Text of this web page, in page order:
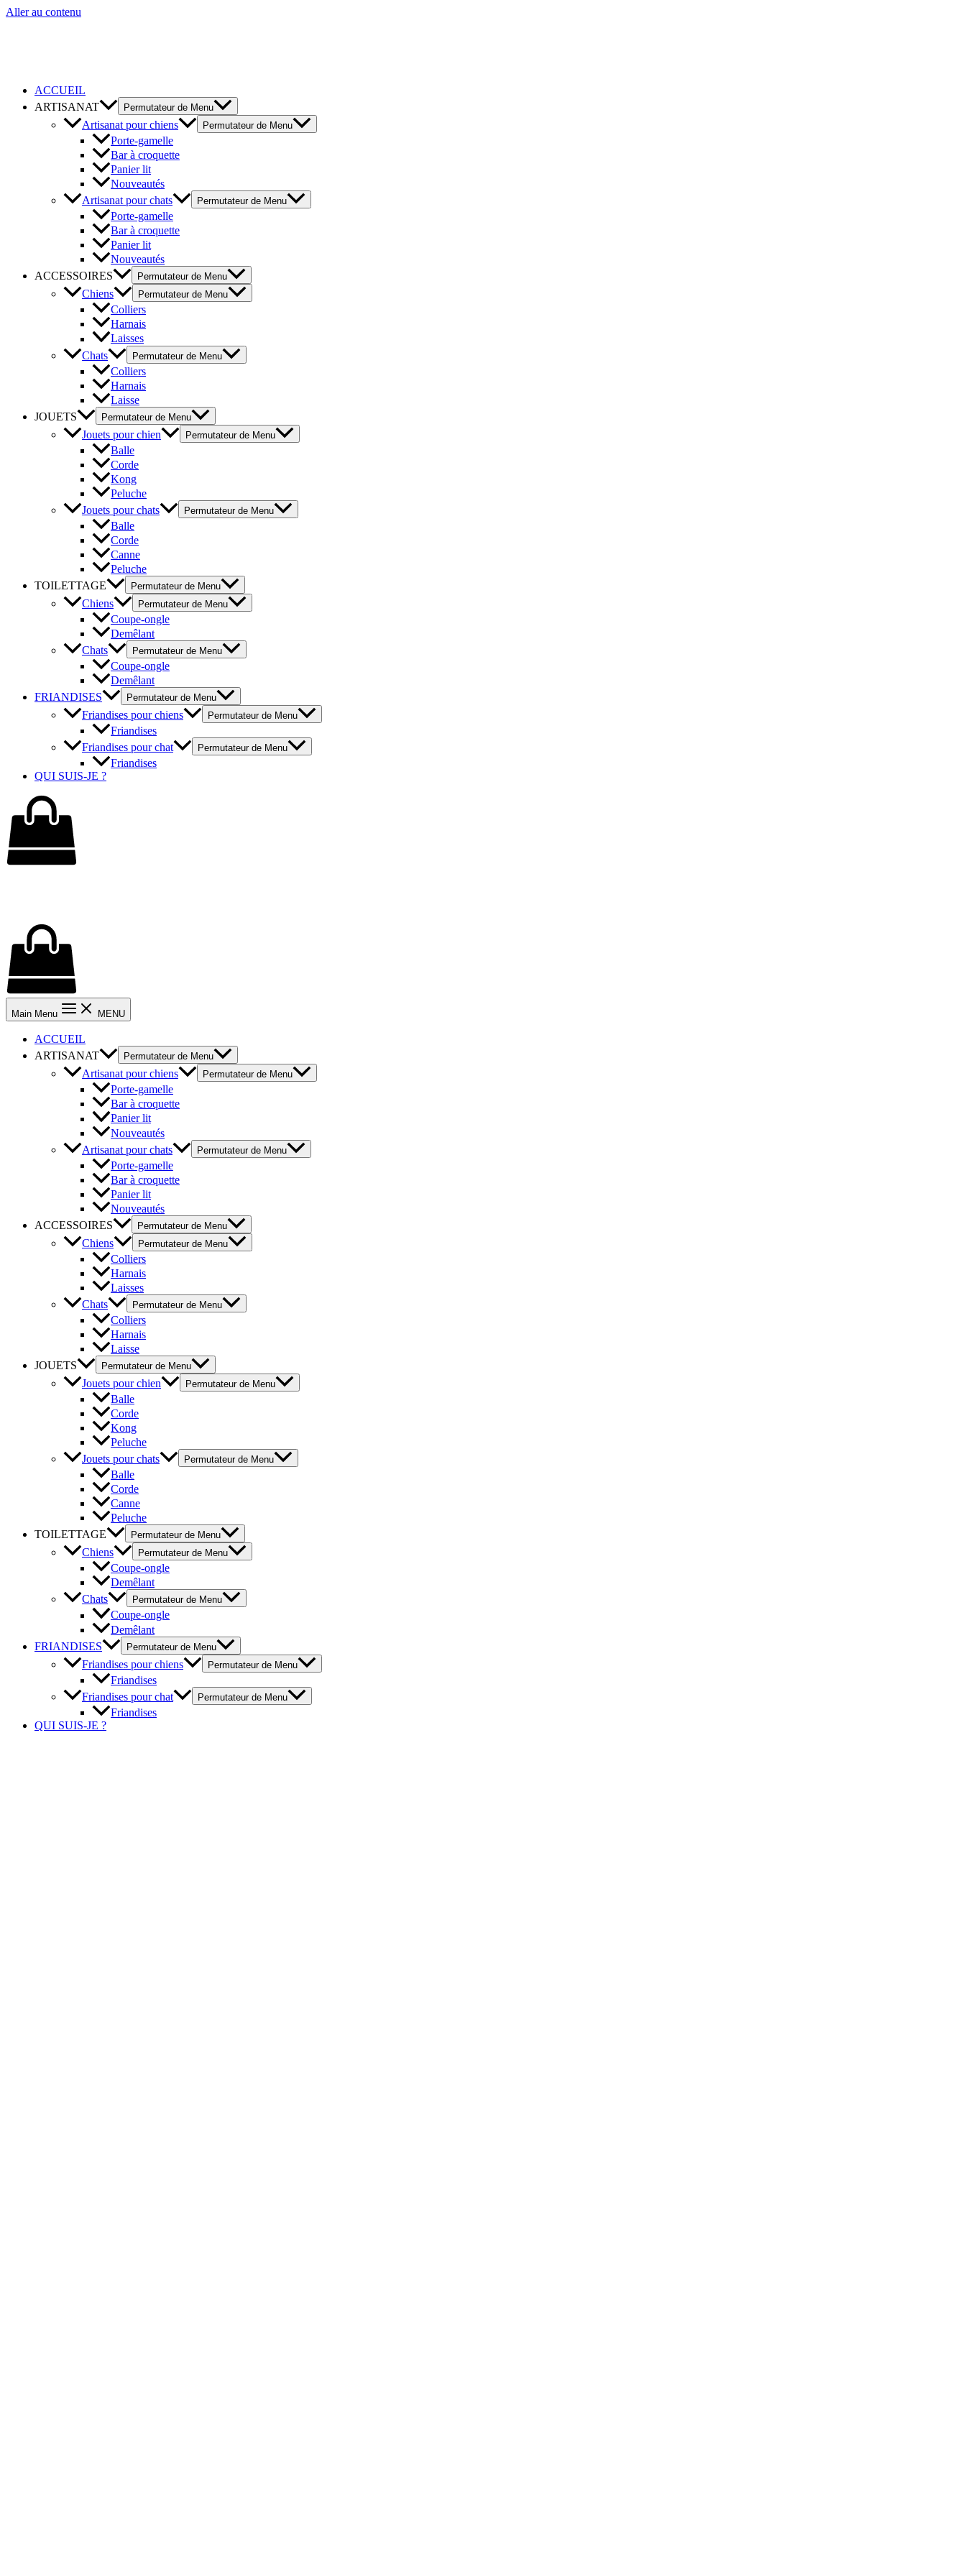
Aller au contenu
ACCUEIL
ARTISANAT
Permutateur de Menu
Artisanat pour chiens Permutateur de Menu
Porte-gamelle
Bar à croquette
Panier lit
Nouveautés
Artisanat pour chats
Permutateur de Menu
Porte-gamelle
Bar à croquette
Panier lit
Nouveautés
ACCESSOIRES
Permutateur de Menu
Chiens Permutateur de Menu
Colliers
Harnais
Laisses
Chats
Permutateur de Menu
Colliers
Harnais
Laisse
JOUETS
Permutateur de Menu
Jouets pour chien Permutateur de Menu
Balle
Corde
Kong
Peluche
Jouets pour chats
Permutateur de Menu
Balle
Corde
Canne
Peluche
TOILETTAGE
Permutateur de Menu
Chiens Permutateur de Menu
Coupe-ongle
Demêlant
Chats
Permutateur de Menu
Coupe-ongle
Demêlant
FRIANDISES
Permutateur de Menu
Friandises pour chiens Permutateur de Menu
Friandises
Friandises pour chat
Permutateur de Menu
Friandises
QUI SUIS-JE ?
Main Menu MENU
ACCUEIL
ARTISANAT
Permutateur de Menu
Artisanat pour chiens Permutateur de Menu
Porte-gamelle
Bar à croquette
Panier lit
Nouveautés
Artisanat pour chats
Permutateur de Menu
Porte-gamelle
Bar à croquette
Panier lit
Nouveautés
ACCESSOIRES
Permutateur de Menu
Chiens Permutateur de Menu
Colliers
Harnais
Laisses
Chats
Permutateur de Menu
Colliers
Harnais
Laisse
JOUETS
Permutateur de Menu
Jouets pour chien Permutateur de Menu
Balle
Corde
Kong
Peluche
Jouets pour chats
Permutateur de Menu
Balle
Corde
Canne
Peluche
TOILETTAGE
Permutateur de Menu
Chiens Permutateur de Menu
Coupe-ongle
Demêlant
Chats
Permutateur de Menu
Coupe-ongle
Demêlant
FRIANDISES
Permutateur de Menu
Friandises pour chiens Permutateur de Menu
Friandises
Friandises pour chat
Permutateur de Menu
Friandises
QUI SUIS-JE ?